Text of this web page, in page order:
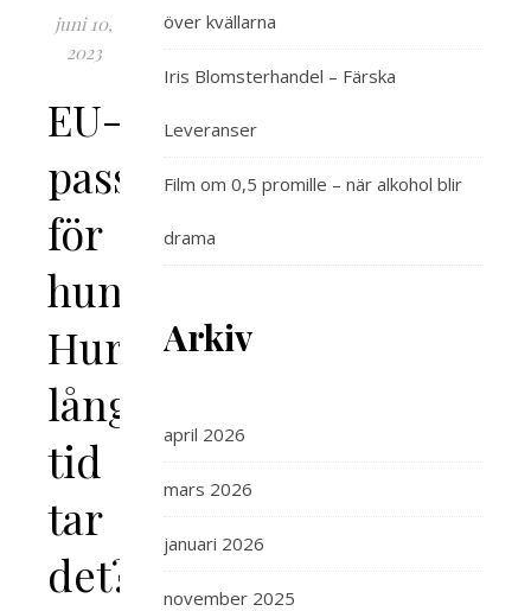
juni 10,
2023
EU-
pass
för
hund:
Hur
lång
tid
tar
det?
över kvällarna
Iris Blomsterhandel – Färska
Leveranser
Film om 0,5 promille – när alkohol blir
drama
Arkiv
april 2026
mars 2026
januari 2026
november 2025